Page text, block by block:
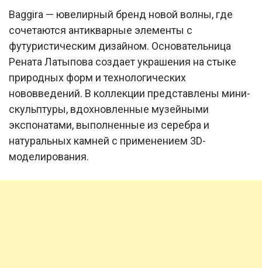
Baggira — ювелирный бренд новой волны, где
сочетаются антикварные элементы с
футуристическим дизайном. Основательница
Рената Латыпова создает украшения на стыке
природных форм и технологических
нововведений. В коллекции представлены мини-
скульптуры, вдохновленные музейными
экспонатами, выполненные из серебра и
натуральных камней с применением 3D-
моделирования.